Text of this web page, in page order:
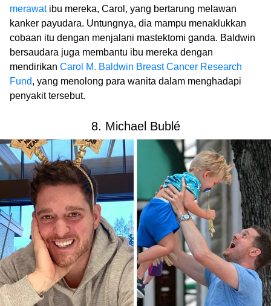
merawat ibu mereka, Carol, yang bertarung melawan
kanker payudara. Untungnya, dia mampu menaklukkan
cobaan itu dengan menjalani mastektomi ganda. Baldwin
bersaudara juga membantu ibu mereka dengan
mendirikan Carol M. Baldwin Breast Cancer Research
Fund, yang menolong para wanita dalam menghadapi
penyakit tersebut.
8. Michael Bublé